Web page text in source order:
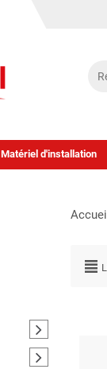
Matériel d'installation
Accueil